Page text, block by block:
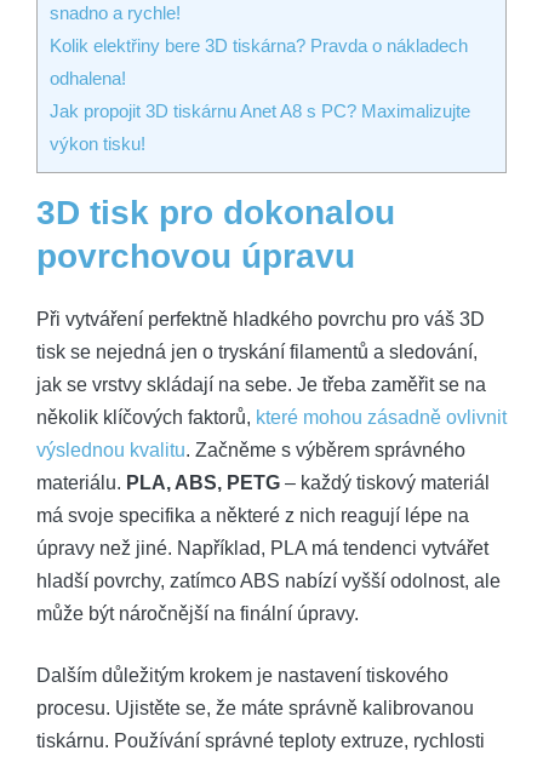
snadno a rychle!
Kolik elektřiny bere 3D tiskárna? Pravda o nákladech
odhalena!
Jak propojit 3D tiskárnu Anet A8 s PC? Maximalizujte
výkon tisku!
3D tisk pro dokonalou
povrchovou úpravu
Při vytváření perfektně hladkého povrchu pro váš 3D
tisk se nejedná jen o tryskání filamentů a sledování,
jak se vrstvy skládají na sebe. Je třeba zaměřit se na
několik klíčových faktorů, které mohou zásadně ovlivnit
výslednou kvalitu. Začněme s výběrem správného
materiálu. PLA, ABS, PETG – každý tiskový materiál
má svoje specifika a některé z nich reagují lépe na
úpravy než jiné. Například, PLA má tendenci vytvářet
hladší povrchy, zatímco ABS nabízí vyšší odolnost, ale
může být náročnější na finální úpravy.
Dalším důležitým krokem je nastavení tiskového
procesu. Ujistěte se, že máte správně kalibrovanou
tiskárnu. Používání správné teploty extruze, rychlosti